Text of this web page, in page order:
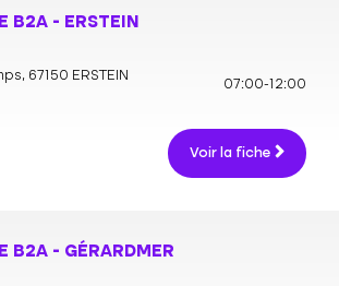
B2A - ERSTEIN
67150 ERSTEIN
07:00-12:00
Voir la fiche
B2A - GÉRARDMER